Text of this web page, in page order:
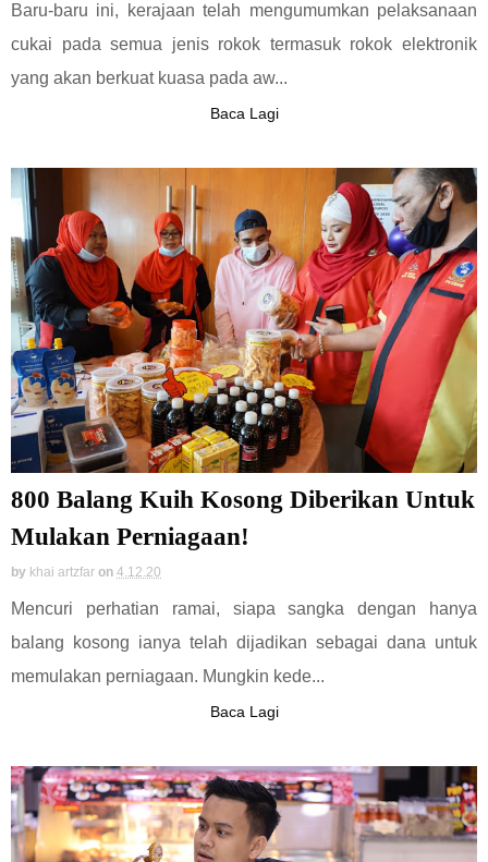
Baru-baru ini, kerajaan telah mengumumkan pelaksanaan
cukai pada semua jenis rokok termasuk rokok elektronik
yang akan berkuat kuasa pada aw...
Baca Lagi
800 Balang Kuih Kosong Diberikan Untuk
Mulakan Perniagaan!
by khai artzfar on 4.12.20
Mencuri perhatian ramai, siapa sangka dengan hanya
balang kosong ianya telah dijadikan sebagai dana untuk
memulakan perniagaan. Mungkin kede...
Baca Lagi